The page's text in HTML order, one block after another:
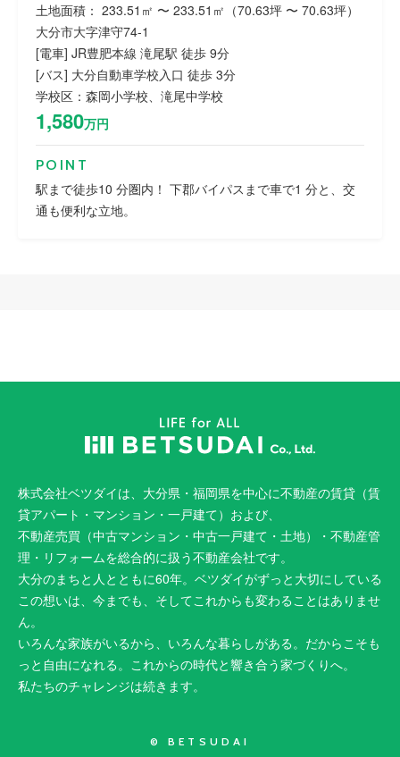
土地面積： 233.51㎡ 〜 233.51㎡（70.63坪 〜 70.63坪）
大分市大字津守74-1
[電車] JR豊肥本線 滝尾駅 徒歩 9分
[バス] 大分自動車学校入口 徒歩 3分
学校区：森岡小学校、滝尾中学校
1,580万円
POINT
駅まで徒歩10 分圏内！ 下郡バイパスまで車で1 分と、交
通も便利な立地。
株式会社ベツダイは、大分県・福岡県を中心に不動産の賃貸（賃
貸アパート・マンション・一戸建て）および、
不動産売買（中古マンション・中古一戸建て・土地）・不動産管
理・リフォームを総合的に扱う不動産会社です。
大分のまちと人とともに60年。ベツダイがずっと大切にしている
この想いは、今までも、そしてこれからも変わることはありませ
ん。
いろんな家族がいるから、いろんな暮らしがある。だからこそも
っと自由になれる。これからの時代と響き合う家づくりへ。
私たちのチャレンジは続きます。
© BETSUDAI